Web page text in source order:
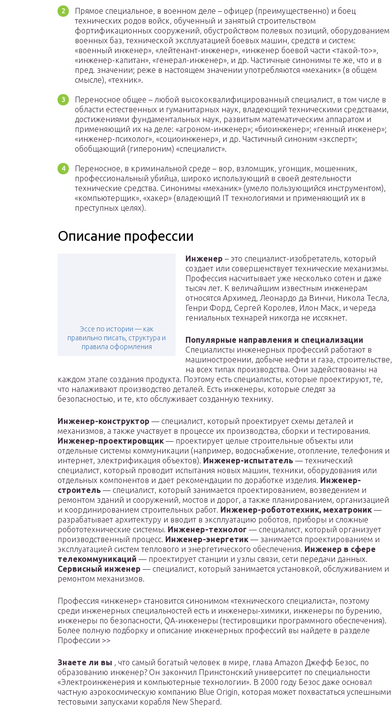
Прямое специальное, в военном деле – офицер (преимущественно) и боец
технических родов войск, обученный и занятый строительством
фортификационных сооружений, обустройством полевых позиций, оборудованием
военных баз, технической эксплуатацией боевых машин, средств и систем:
«военный инженер», «лейтенант-инженер», «инженер боевой части <такой-то>»,
«инженер-капитан», «генерал-инженер», и др. Частичные синонимы те же, что и в
пред. значении; реже в настоящем значении употребляются «механик» (в общем
смысле), «техник».
Переносное общее – любой высококвалифицированный специалист, в том числе в
области естественных и гуманитарных наук, владеющий техническими средствами,
достижениями фундаментальных наук, развитым математическим аппаратом и
применяющий их на деле: «агроном-инженер»; «биоинженер»; «генный инженер»;
«инженер-психолог», «социоинженер», и др. Частичный синоним «эксперт»;
обобщающий (гипероним) «специалист».
Переносное, в криминальной среде – вор, взломщик, угонщик, мошенник,
профессиональный убийца, широко использующий в своей деятельности
технические средства. Синонимы «механик» (умело пользующийся инструментом),
«компьютерщик», «хакер» (владеющий IT технологиями и применяющий их в
преступных целях).
Описание профессии
Эссе по истории — как
правильно писать, структура и
правила оформления
Инженер – это специалист-изобретатель, который
создает или совершенствует технические механизмы.
Профессия насчитывает уже несколько сотен и даже
тысяч лет. К величайшим известным инженерам
относятся Архимед, Леонардо да Винчи, Никола Тесла,
Генри Форд, Сергей Королев, Илон Маск, и череда
гениальных технарей никогда не иссякнет.
Популярные направления и специализации
Специалисты инженерных профессий работают в
машиностроении, добыче нефти и газа, строительстве,
на всех типах производства. Они задействованы на
каждом этапе создания продукта. Поэтому есть специалисты, которые проектируют, те,
что налаживают производство деталей. Есть инженеры, которые следят за
безопасностью, и те, кто обслуживает созданную технику.
Инженер-конструктор — специалист, который проектирует схемы деталей и
механизмов, а также участвует в процессе их производства, сборки и тестирования.
Инженер-проектировщик — проектирует целые строительные объекты или
отдельные системы коммуникации (например, водоснабжение, отопление, телефония и
интернет, электрификация объектов). Инженер-испытатель — технический
специалист, который проводит испытания новых машин, техники, оборудования или
отдельных компонентов и дает рекомендации по доработке изделия. Инженер-
строитель — специалист, который занимается проектированием, возведением и
ремонтом зданий и сооружений, мостов и дорог, а также планированием, организацией
и координированием строительных работ. Инженер-робототехник, мехатроник —
разрабатывает архитектуру и вводит в эксплуатацию роботов, приборы и сложные
робототехнические системы. Инженер-технолог — специалист, который организует
производственный процесс. Инженер-энергетик — занимается проектированием и
эксплуатацией систем теплового и энергетического обеспечения. Инженер в сфере
телекоммуникаций — проектирует станции и узлы связи, сети передачи данных.
Сервисный инженер — специалист, который занимается установкой, обслуживанием и
ремонтом механизмов.
Профессия «инженер» становится синонимом «технического специалиста», поэтому
среди инженерных специальностей есть и инженеры-химики, инженеры по бурению,
инженеры по безопасности, QA-инженеры (тестировщики программного обеспечения).
Более полную подборку и описание инженерных профессий вы найдете в разделе
Профессии >>
Знаете ли вы , что самый богатый человек в мире, глава Amazon Джефф Безос, по
образованию инженер? Он закончил Принстонский университет по специальности
«Электроинженерия и компьютерные технологии». В 2000 году Безос даже основал
частную аэрокосмическую компанию Blue Origin, которая может похвастаться успешными
тестовыми запусками корабля New Shepard.